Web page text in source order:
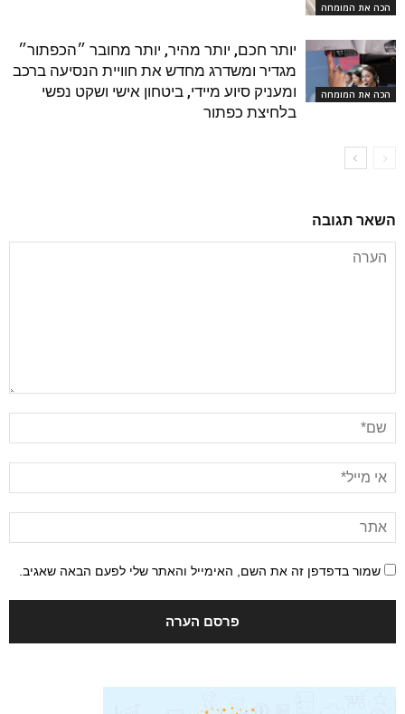
הכה את המומחה
הכה את המומחה
יותר חכם, יותר מהיר, יותר מחובר ״הכפתור״
מגדיר ומשדרג מחדש את חוויית הנסיעה ברכב
ומעניק סיוע מיידי, ביטחון אישי ושקט נפשי
בלחיצת כפתור
השאר תגובה
שמור בדפדפן זה את השם, האימייל והאתר שלי לפעם הבאה שאגיב.